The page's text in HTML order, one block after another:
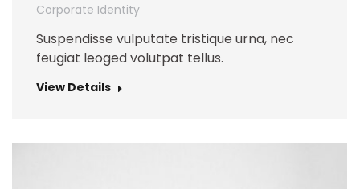
Corporate Identity
Suspendisse vulputate tristique urna, nec
feugiat leoged volutpat tellus.
View Details